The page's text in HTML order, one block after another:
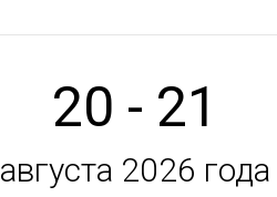
20 - 21
августа 2026 года